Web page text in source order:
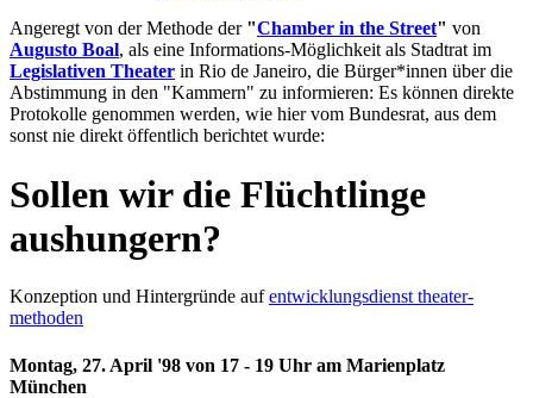
Angeregt von der Methode der "Chamber in the Street" von
Augusto Boal, als eine Informations-Möglichkeit als Stadtrat im
Legislativen Theater in Rio de Janeiro, die Bürger*innen über die
Abstimmung in den "Kammern" zu informieren: Es können direkte
Protokolle genommen werden, wie hier vom Bundesrat, aus dem
sonst nie direkt öffentlich berichtet wurde:
Sollen wir die Flüchtlinge
aushungern?
Konzeption und Hintergründe aufentwicklungsdienst theater-
methoden
Montag, 27. April '98 von 17 - 19 Uhr am Marienplatz
München